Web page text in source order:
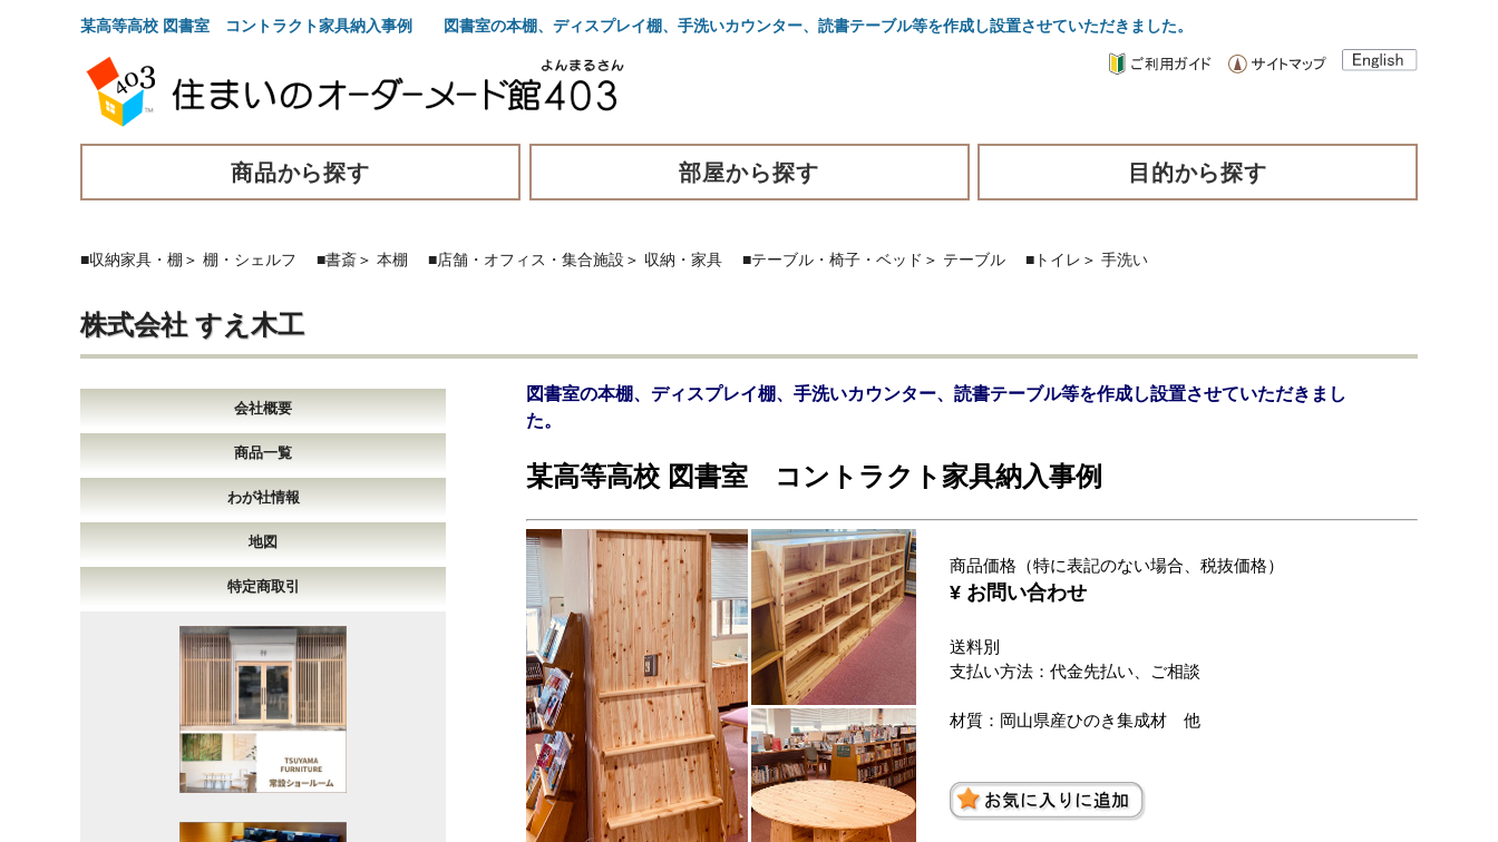
某高等高校 図書室 コントラクト家具納入事例 図書室の本棚、ディスプレイ棚、手洗いカウンター、読書テーブル等を作成し設置させていただきました。
商品から探す 部屋から探す 目的から探す
■収納家具・棚 ＞ 棚・シェルフ ■書斎＞ 本棚 ■店舗・オフィス・集合施設 ＞ 収納・家具 ■テーブル・椅子・ベッド ＞ テーブル ■トイレ ＞ 手洗い
株式会社 すえ木工
会社概要
商品一覧
わが社情報
地図
特定商取引
図書室の本棚、ディスプレイ棚、手洗いカウンター、読書テーブル等を作成し設置させていただきまし
た。
某高等高校 図書室 コントラクト家具納入事例
商品価格（特に表記のない場合、税抜価格）
¥ お問い合わせ
送料別
支払い方法：代金先払い、ご相談
材質：岡山県産ひのき集成材 他